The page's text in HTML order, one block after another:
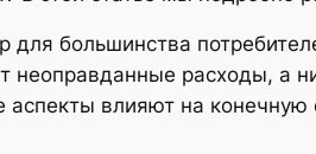
для большинства
неоправданные расходы,
аспекты влияют на конечную